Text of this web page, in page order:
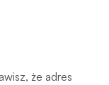
że adres